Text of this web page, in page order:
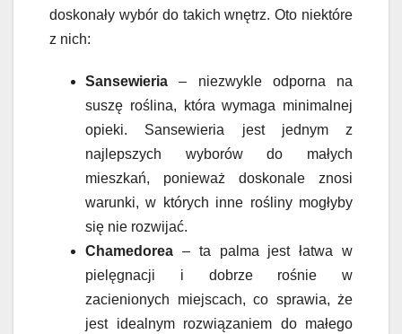
doskonały wybór do takich wnętrz. Oto niektóre
z nich:
Sansewieria – niezwykle odporna na
suszę roślina, która wymaga minimalnej
opieki. Sansewieria jest jednym z
najlepszych wyborów do małych
mieszkań, ponieważ doskonale znosi
warunki, w których inne rośliny mogłyby
się nie rozwijać.
Chamedorea – ta palma jest łatwa w
pielęgnacji i dobrze rośnie w
zacienionych miejscach, co sprawia, że
jest idealnym rozwiązaniem do małego